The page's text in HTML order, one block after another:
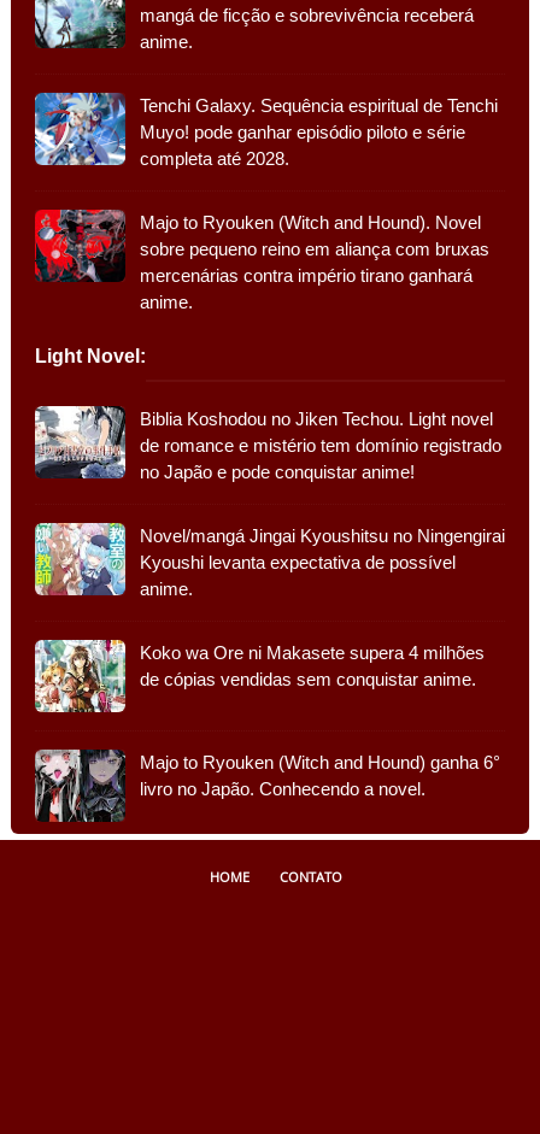
mangá de ficção e sobrevivência receberá
anime.
Tenchi Galaxy. Sequência espiritual de Tenchi
Muyo! pode ganhar episódio piloto e série
completa até 2028.
Majo to Ryouken (Witch and Hound). Novel
sobre pequeno reino em aliança com bruxas
mercenárias contra império tirano ganhará
anime.
Light Novel:
Biblia Koshodou no Jiken Techou. Light novel
de romance e mistério tem domínio registrado
no Japão e pode conquistar anime!
Novel/mangá Jingai Kyoushitsu no Ningengirai
Kyoushi levanta expectativa de possível
anime.
Koko wa Ore ni Makasete supera 4 milhões
de cópias vendidas sem conquistar anime.
Majo to Ryouken (Witch and Hound) ganha 6°
livro no Japão. Conhecendo a novel.
HOME CONTATO